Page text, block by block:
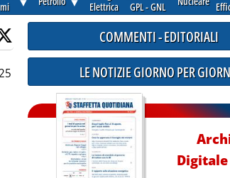
Elettrica
GPL - GNL
COMMENTI - EDITORIALI
LE NOTIZIE GIORNO PER
Digitale